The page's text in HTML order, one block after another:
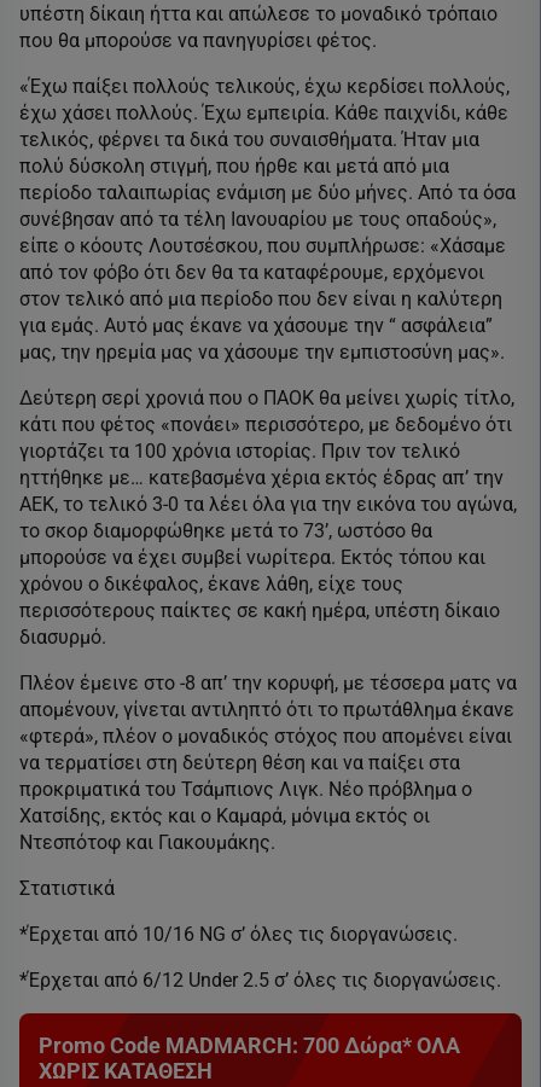
υπέστη δίκαιη ήττα και απώλεσε το μοναδικό τρόπαιο
που θα μπορούσε να πανηγυρίσει φέτος.
«Έχω παίξει πολλούς τελικούς, έχω κερδίσει πολλούς,
έχω χάσει πολλούς. Έχω εμπειρία. Κάθε παιχνίδι, κάθε
τελικός, φέρνει τα δικά του συναισθήματα. Ήταν μια
πολύ δύσκολη στιγμή, που ήρθε και μετά από μια
περίοδο ταλαιπωρίας ενάμιση με δύο μήνες. Από τα όσα
συνέβησαν από τα τέλη Ιανουαρίου με τους οπαδούς»,
είπε ο κόουτς Λουτσέσκου, που συμπλήρωσε: «Χάσαμε
από τον φόβο ότι δεν θα τα καταφέρουμε, ερχόμενοι
στον τελικό από μια περίοδο που δεν είναι η καλύτερη
για εμάς. Αυτό μας έκανε να χάσουμε την “ ασφάλεια”
μας, την ηρεμία μας να χάσουμε την εμπιστοσύνη μας».
Δεύτερη σερί χρονιά που ο ΠΑΟΚ θα μείνει χωρίς τίτλο,
κάτι που φέτος «πονάει» περισσότερο, με δεδομένο ότι
γιορτάζει τα 100 χρόνια ιστορίας. Πριν τον τελικό
ηττήθηκε με… κατεβασμένα χέρια εκτός έδρας απ’ την
ΑΕΚ, το τελικό 3-0 τα λέει όλα για την εικόνα του αγώνα,
το σκορ διαμορφώθηκε μετά το 73’, ωστόσο θα
μπορούσε να έχει συμβεί νωρίτερα. Εκτός τόπου και
χρόνου ο δικέφαλος, έκανε λάθη, είχε τους
περισσότερους παίκτες σε κακή ημέρα, υπέστη δίκαιο
διασυρμό.
Πλέον έμεινε στο -8 απ’ την κορυφή, με τέσσερα ματς να
απομένουν, γίνεται αντιληπτό ότι το πρωτάθλημα έκανε
«φτερά», πλέον ο μοναδικός στόχος που απομένει είναι
να τερματίσει στη δεύτερη θέση και να παίξει στα
προκριματικά του Τσάμπιονς Λιγκ. Νέο πρόβλημα ο
Χατσίδης, εκτός και ο Καμαρά, μόνιμα εκτός οι
Ντεσπότοφ και Γιακουμάκης.
Στατιστικά
*Έρχεται από 10/16 NG σ’ όλες τις διοργανώσεις.
*Έρχεται από 6/12 Under 2.5 σ’ όλες τις διοργανώσεις.
Promo Code MADMARCH: 700 Δώρα* ΟΛΑ
ΧΩΡΙΣ ΚΑΤΑΘΕΣΗ